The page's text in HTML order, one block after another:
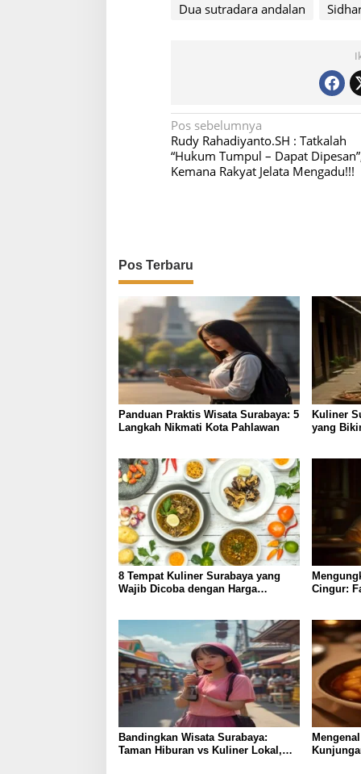
Dua sutradara andalan
N
a
v
s
i
p
o
s
Pos sebelumnya
Rudy Rahadiyanto.SH : Tatkalah
“Hukum Tumpul – Dapat
Kemana Rakyat Jelata Mengadu!!!
Pos Terbaru
Panduan Praktis Wisata Surabaya: 5
Langkah Nikmati Kota Pahlawan
Kuliner
yang
8 Tempat Kuliner Surabaya yang
Wajib Dicoba dengan Harga
Cingur:
Bandingkan Wisata Surabaya:
Taman Hiburan vs Kuliner Lokal,